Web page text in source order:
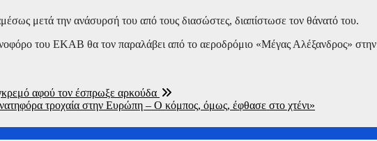
μετά την ανάσυρσή του από τους διασώστες, διαπίστωσε τον θάνατό του.
του ΕΚΑΒ θα τον παραλάβει από το αεροδρόμιο «Μέγας Αλέξανδρος» στην
αφού τον έσπρωξε αρκούδα
τροχαία στην Ευρώπη – Ο κόμπος, όμως, έφθασε στο χτένι»